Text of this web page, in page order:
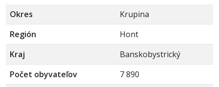
Okres
Krupina
Región
Hont
Kraj
Banskobystrický
Počet obyvateľov
7 890